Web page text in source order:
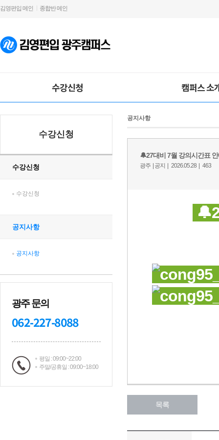
김영편입 메인 종합반 메인
수강신청 캠퍼스 소
수강신청
수강신청
수강신청
공지사항
공지사항
광주 문의
062-227-8088
평일 : 09:00~22:00
주말/공휴일 : 09:00~18:00
공지사항